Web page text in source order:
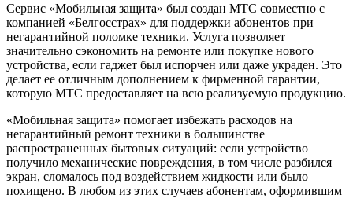
Сервис «Мобильная защита» был создан МТС совместно с
компанией «Белгосстрах» для поддержки абонентов при
негарантийной поломке техники. Услуга позволяет
значительно сэкономить на ремонте или покупке нового
устройства, если гаджет был испорчен или даже украден. Это
делает ее отличным дополнением к фирменной гарантии,
которую МТС предоставляет на всю реализуемую продукцию.
«Мобильная защита» помогает избежать расходов на
негарантийный ремонт техники в большинстве
распространенных бытовых ситуаций: если устройство
получило механические повреждения, в том числе разбился
экран, сломалось под воздействием жидкости или было
похищено. В любом из этих случаев абонентам, оформившим